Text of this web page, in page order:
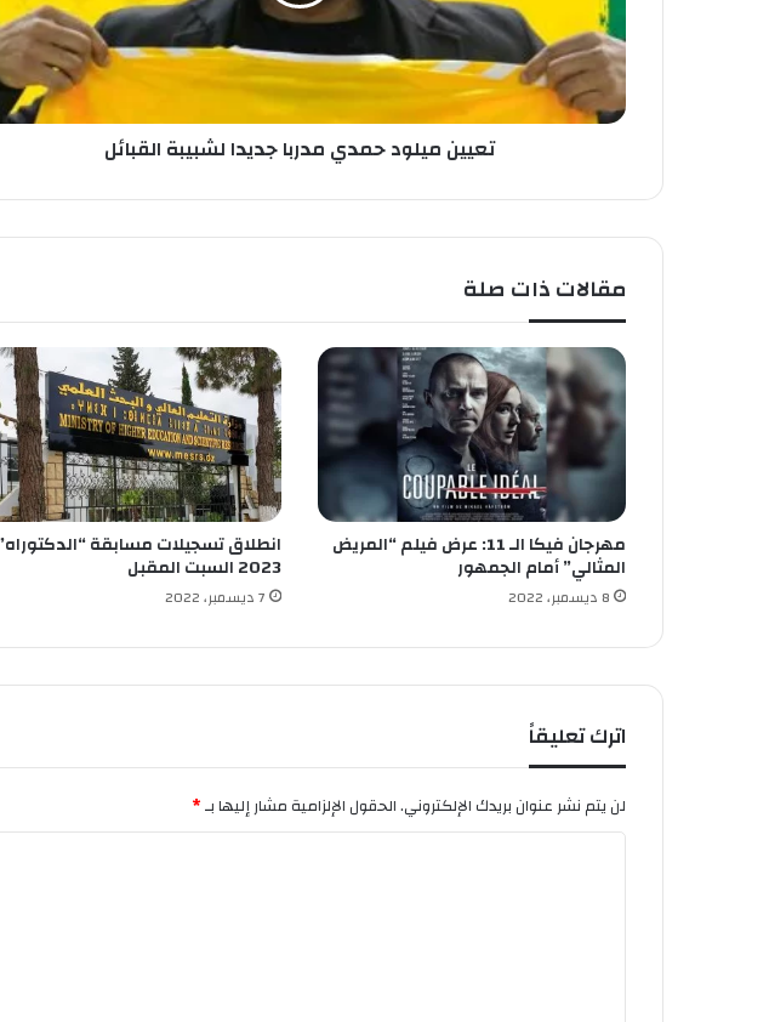
تعيين ميلود حمدي مدربا جديدا لشبيبة القبائل
مقالات ذات صلة
مهرجان فيكا الـ 11: عرض فيلم “المريض
المثالي” أمام الجمهور
8 ديسمبر، 2022
انطلاق تسجيلات مسابقة
2023 السبت المقبل
7 ديسمبر، 2022
اترك تعليقاً
لن يتم نشر عنوان بريدك الإلكتروني.الحقول الإلزامية مشار إليها بـ*